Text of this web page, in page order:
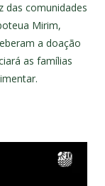
das comunidades
Mirim,
a doação
as famílias